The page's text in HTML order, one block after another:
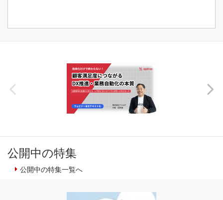
公開中の特集
公開中の特集一覧へ